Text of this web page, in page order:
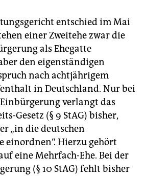
entschied im Mai
einer Zweitehe zwar die
als Ehegatte
den eigenständigen
nach achtjährigem
in Deutschland. Nur bei
verlangt das
Gesetz (§ 9 StAG) bisher,
„in die deutschen
einordnen“. Hierzu gehört
eine Mehrfach-Ehe. Bei der
(§ 10 StAG) fehlt bisher